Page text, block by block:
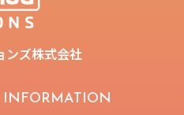
ンズ株式会社
INFORMATION